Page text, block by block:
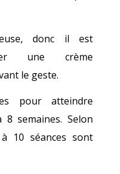
donc il est
une crème
le geste.
pour atteindre
8 semaines. Selon
10 séances sont